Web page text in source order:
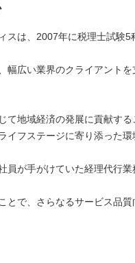
スは、2007年に税理士試験
幅広い業界のクライアント
て地域経済の発展に貢献す
イフステージに寄り添った環
員が手がけていた経理代行
とで、さらなるサービス品質